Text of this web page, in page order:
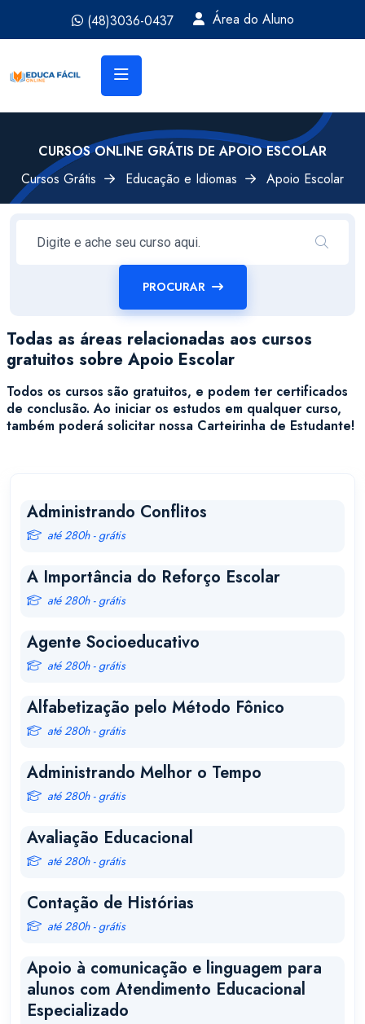
(48)3036-0437 Área do Aluno
CURSOS ONLINE GRÁTIS DE APOIO ESCOLAR
Cursos Grátis
Educação e Idiomas Apoio Escolar
PROCURAR
Todas as áreas relacionadas aos cursos
gratuitos sobre Apoio Escolar
Todos os cursos são gratuitos, e podem ter certificados
de conclusão. Ao iniciar os estudos em qualquer curso,
também poderá solicitar nossa Carteirinha de Estudante!
Administrando Conflitos
até 280h - grátis
A Importância do Reforço Escolar
até 280h - grátis
Agente Socioeducativo
até 280h - grátis
Alfabetização pelo Método Fônico
até 280h - grátis
Administrando Melhor o Tempo
até 280h - grátis
Avaliação Educacional
até 280h - grátis
Contação de Histórias
até 280h - grátis
Apoio à comunicação e linguagem para
alunos com Atendimento Educacional
Especializado